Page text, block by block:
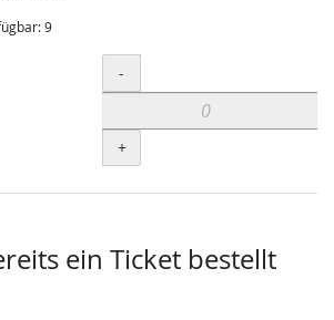
9
Menge
-
+
ein Ticket bestellt